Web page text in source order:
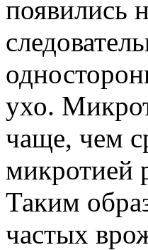
появились
ухо.
чаще, чем
микротией
Таким
частых